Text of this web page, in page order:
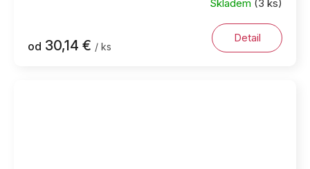
Skladem (3 ks)
od 30,14 € / ks
Detail